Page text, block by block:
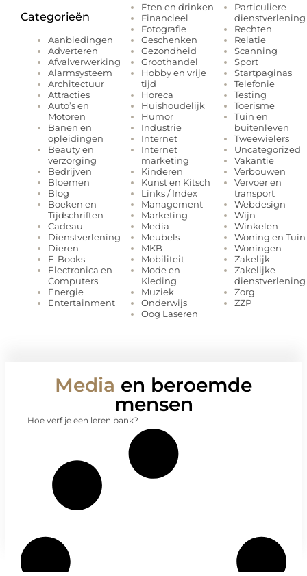
Categorieën
Aanbiedingen
Adverteren
Afvalverwerking
Alarmsysteem
Architectuur
Attracties
Auto’s en
Motoren
Banen en
opleidingen
Beauty en
verzorging
Bedrijven
Bloemen
Blog
Boeken en
Tijdschriften
Cadeau
Dienstverlening
Dieren
E-Books
Electronica en
Computers
Energie
Entertainment
Eten en drinken
Financieel
Fotografie
Geschenken
Gezondheid
Groothandel
Hobby en vrije
tijd
Horeca
Huishoudelijk
Humor
Industrie
Internet
Internet
marketing
Kinderen
Kunst en Kitsch
Links / Index
Management
Marketing
Media
Meubels
MKB
Mobiliteit
Mode en
Kleding
Muziek
Onderwijs
Oog Laseren
Particuliere
dienstverlening
Rechten
Relatie
Scanning
Sport
Startpaginas
Telefonie
Testing
Toerisme
Tuin en
buitenleven
Tweewielers
Uncategorized
Vakantie
Verbouwen
Vervoer en
transport
Webdesign
Wijn
Winkelen
Woning en Tuin
Woningen
Zakelijk
Zakelijke
dienstverlening
Zorg
ZZP
Media en beroemde
mensen
Hoe verf je een leren bank?